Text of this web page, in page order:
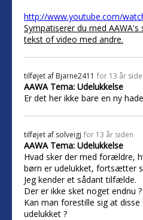
http://www.youtube.com/
Sympatiserer du med AAWA's
tekst of video med andre.
tilføjet af Bjarne2411 for 13 år
AAWA Tema: Udelukkelse
Er det her ikke bare en ny
tilføjet af solveigj for 13 år siden
AAWA Tema: Udelukkelse
Hvad sker der med forældre,
børn er udelukket, fortsætter
Jeg kender et sådant tilfælde.
Der er ikke sket noget endnu ?
Kan man forestille sig at
udelukket ?